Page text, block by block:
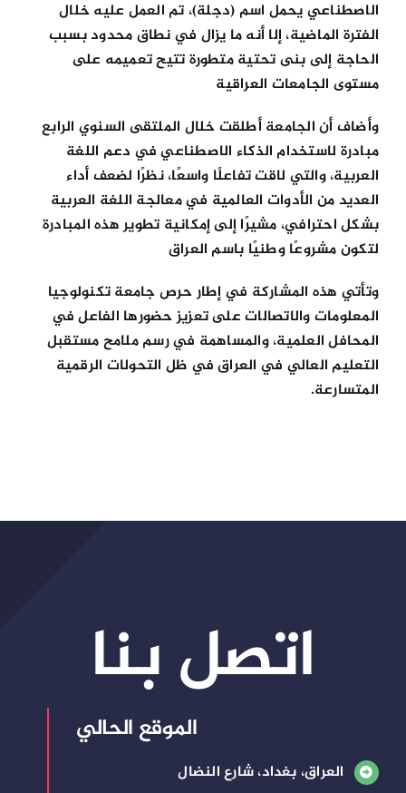
الاصطناعي يحمل اسم (دجلة)، تم العمل عليه خلال
الفترة الماضية، إلا أنه ما يزال في نطاق محدود بسبب
الحاجة إلى بنى تحتية متطورة تتيح تعميمه على
مستوى الجامعات العراقية
وأضاف أن الجامعة أطلقت خلال الملتقى السنوي الرابع
مبادرة لاستخدام الذكاء الاصطناعي في دعم اللغة
العربية، والتي لاقت تفاعلًا واسعًا، نظرًا لضعف أداء
العديد من الأدوات العالمية في معالجة اللغة العربية
بشكل احترافي، مشيرًا إلى إمكانية تطوير هذه المبادرة
لتكون مشروعًا وطنيًا باسم العراق
وتأتي هذه المشاركة في إطار حرص جامعة تكنولوجيا
المعلومات والاتصالات على تعزيز حضورها الفاعل في
المحافل العلمية، والمساهمة في رسم ملامح مستقبل
التعليم العالي في العراق في ظل التحولات الرقمية
المتسارعة.
اتصل بنا
الموقع الحالي
العراق، بغداد، شارع النضال